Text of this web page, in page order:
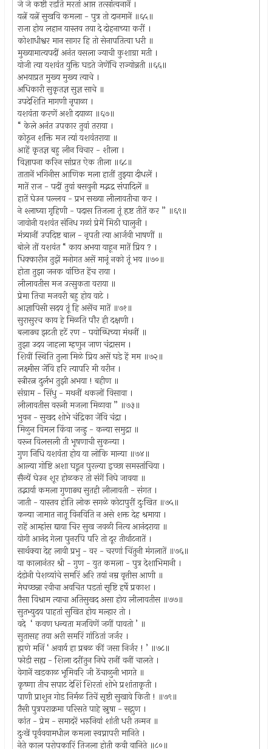
जे जे कष्टी रडति मरतां आप्त तत्सांत्वनानें ।
यत्नें यत्नें सुखवि कमला - पुत्र तो दानमानें ॥६५॥
राजा होय लहान यास्तव तया दे दोहनाच्या करीं ।
कोशाधीश्वर मान सागर हि तो सेनापतित्वा धरी ॥
मुख्यामात्यपदीं अनंत वसला ज्याची कुशाग्रा मती ।
योजी त्या यशवंत युक्ति घडते जेणेंचि राज्योन्नती ॥६६॥
अभयाप्रत मुख्य मुख्य त्याचे ।
अधिकारी सुकृतज्ञ सुज्ञ साचे ॥
उपदेशिति मागणी नृपाळा ।
यशवंता करणें अशी दयाळा ॥६७॥
“ केले अनंत उपकार तुवां तराया ।
कोठून शक्ति मज त्यां यशवंतराया ॥
आहें कृतज्ञ बहु लीन विचार - शीला ।
विज्ञापना करिन सांप्रत ऐक तीला ॥६८॥
तातानें भगिनीस आणिक मला हातीं तुझ्या दीधलें ।
मातें राज - पदीं तुवां बसवुनी मद्भद्र संपादिलें ॥
हातें घेउन पल्लव - प्रभ सख्या लीलावतीचा कर ।
ने श्लाघ्या गृहिणी - पदास तिजला तूं हृष्ट तीतें कर ” ॥६९॥
जावोनी यशवंत संनिध गळां प्रेमें मिठी घालुनी ।
मंत्र्यानीं उपदिष्ट बाल - नृपती त्या आर्जवी भाषणीं ॥
बोले तों यशवंत “ काय अभया याहून मातें प्रिय ? ।
धिक्कारीन तुझें मनोगत असें मानूं नको तूं भय ॥७०॥
होता तुझा जनक वांछित हेंच राया ।
लीलावतीस मज उत्सुकता वराया ॥
प्रेमा तिचा मजवरी बहु होय वाटे ।
आज्ञापिसी सदय तूं हि असेंच मातें ॥७१॥
सुरासुरच काय हे मिळति पौर ही दक्षणी ।
बलाढ्य झटती हटें रण - पयोब्धिच्या मंथनीं ॥
तुझा उदय जाहला म्हणुन जाण चंद्रासम ।
शिवीं स्थिति तुला मिळे प्रिय असें घडे हें मम ॥७२॥
लक्ष्मीस जेंवि हरि त्यापरि मी वरीन ।
स्त्रीरत्न दुर्लभ तुझी अभया ! बहीण ॥
संग्राम - सिंधु - मथनीं थकलों विसावा ।
लीलावतीस वरूनी मजला मिळावा ” ॥७३॥
भुवन - सुखद शोभे चंद्रिका जेंवि चंद्रा ।
मिळुन विमल किंवा जन्हु - कन्या समुद्रा ॥
वरून विलसली ती भूषणाची सुकन्या ।
गुण निधि यशवंता होय या लोकि मान्या ॥७४॥
आल्या गोष्टि अशा घडून पुरल्या इच्छा समस्तांचिया ।
सैन्यें घेउन शूर होळकर तो संगें निघे जावया ॥
तद्भार्या कमला गुणाढ्य सुतही लीलावती - संगत ।
जाती - यास्तव होति लोक सगळे कोटापुरीं दुःखित ॥७५॥
कन्या जामात नातू विनविति न असे शक्त देह श्रमाया ।
राहें आम्हांस द्याया चिर सुख जवळी नित्य आनंदराया ॥
योगी आनंद गेला पुनरपि परि तो दूर तीर्थाटनातें ।
सार्थक्या देह लावी प्रभु - वर - चरणां चिंतुनी मंगलातें ॥७६॥
या कालानंतर श्री - गुण - युत कमला - पुत्र देशाभिमानी ।
दंडोनी पेशव्यांचे समरिं अरि तयां नम्र वृत्तीस आणी ॥
मेघच्छन्ना रवीचा अवचित पडतां सृष्टि हर्षे प्रकाश ।
तैसा विश्राम त्याचा अतिसुखद असा होय लीलावतीस ॥७७॥
सुतभ्युदय पाहतां सुखित होय मल्हार तो ।
वदे ‘ कवण धन्यता मजविणें जगीं पावतो ’ ॥
सुतासह तया अरी समरिं गांठितां जर्जर ।
ह्मणे मनिं ‘ अवार्य हा प्रबळ कीं जसा निर्जर ! ’ ॥७८॥
फोडी सह्य - शिला दरींतुन निघे रानीं वनीं चालते ।
वेगानें खडकाळ भूमिवरि जी ठेंचाळुनी भागते ॥
कृष्णा तीच सपाट देशिं शिरतां शोभे प्रशांताकृती ।
पाणी प्राशुन गोड निर्मळ तिचें सृष्टी सुखावे किती ! ॥७९॥
तैसी पुत्रपराक्रमा परिसते पाहे स्नुषा - सद्गुण ।
कांत - प्रेम - समादरें भरुनियां शांती धरी तन्मन ॥
दुःखें पूर्ववयामधील कमला स्वप्नापरी मानिते ।
नेते काल परोपकारिं तिजला होती कवी वानिते ॥८०॥